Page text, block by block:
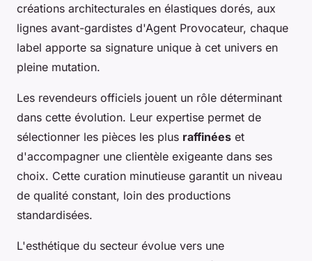
créations architecturales en élastiques dorés, aux
lignes avant-gardistes d'Agent Provocateur, chaque
label apporte sa signature unique à cet univers en
pleine mutation.
Les revendeurs officiels jouent un rôle déterminant
dans cette évolution. Leur expertise permet de
sélectionner les pièces les plus raffinées et
d'accompagner une clientèle exigeante dans ses
choix. Cette curation minutieuse garantit un niveau
de qualité constant, loin des productions
standardisées.
L'esthétique du secteur évolue vers une